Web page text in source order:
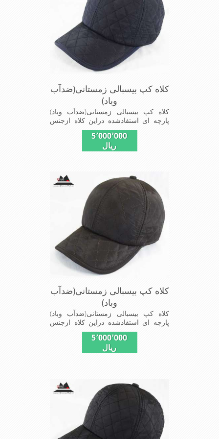
کلاه کپ بیسبالی زمستانی(ضدآب
وباد)
کلاه کپ بیسبالی زمستانی(ضدآب وباد)
پارچه ای استفادشده دراین کلاه ازجنس
ازجنس شمعی برای دوخت کاپشن بارانی
استفاده می شودبا آستر ضخیم که مناسب
ومناسب افرادخوش پوش جنس
عالی,دوخت مناسب,سبکی, خوش فرمی
ازدیگرخصوصیات این کلاه می باشند
5٬000٬000
ریال
کلاه کپ بیسبالی زمستانی(ضدآب
وباد)
کلاه کپ بیسبالی زمستانی(ضدآب وباد)
پارچه ای استفادشده دراین کلاه ازجنس
ازجنس شمعی برای دوخت کاپشن بارانی
استفاده می شودبا آستر ضخیم که مناسب
عالی,دوخت مناسب,سبکی, خوش فرمی
ازدیگرخصوصیات این کلاه می باشند
5٬000٬000
ریال